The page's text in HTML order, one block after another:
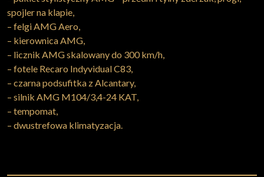
spojler na klapie,
– felgi AMG Aero,
– kierownica AMG,
– licznik AMG skalowany do 300 km/h,
– fotele Recaro Indyvidual C83,
– czarna podsufitka z Alcantary,
– silnik AMG M104/3,4-24 KAT,
– tempomat,
– dwustrefowa klimatyzacja.